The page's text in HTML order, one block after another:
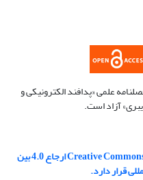
علمی «پدافند الکترونیکی و
آزاد است.
این نشریه تحت مجوز Creative Commons ارجاع 4.0 بین
قرار دارد.